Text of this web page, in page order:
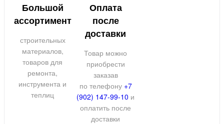
Большой
ассортимент
строительных
материалов,
товаров для
ремонта,
инструмента и
теплиц
Оплата
после
доставки
Товар можно
приобрести
заказав
по телефону +7
(902) 147-99-10 и
оплатить после
доставки